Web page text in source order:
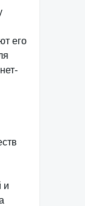
его
и